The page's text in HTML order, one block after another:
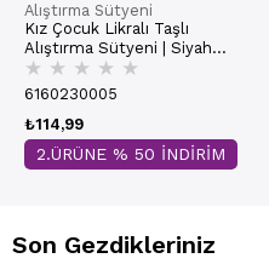
Alıştırma Sütyeni
Kız Çocuk Likralı Taşlı
Alıştırma Sütyeni | Siyah
K0872
★ ★ ★ ★ ★
6160230005
₺114,99
2.ÜRÜNE % 50 İNDİRİM
Son Gezdikleriniz